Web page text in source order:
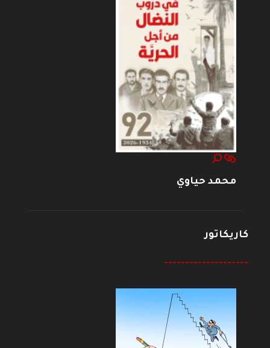
محمد حياوي
كاريكاتور
--------------------